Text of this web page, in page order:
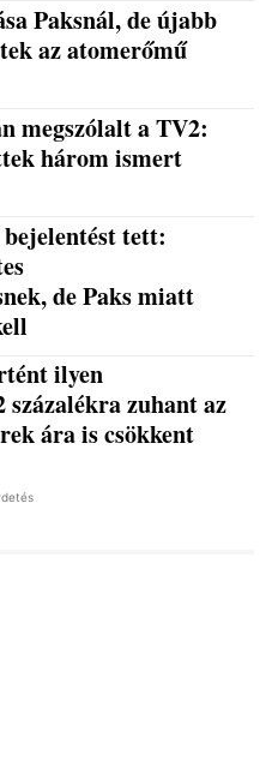
Paksnál, de újabb
az atomerőmű
megszólalt a TV2:
három ismert
tett:
de Paks miatt
ilyen
százalékra zuhant az
ára is csökkent